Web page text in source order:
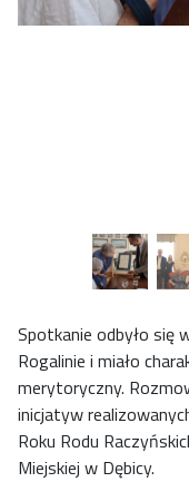
Spotkanie odbyło się
Rogalinie i miało
merytoryczny.
inicjatyw
Roku Rodu
Miejskiej w Dębicy.